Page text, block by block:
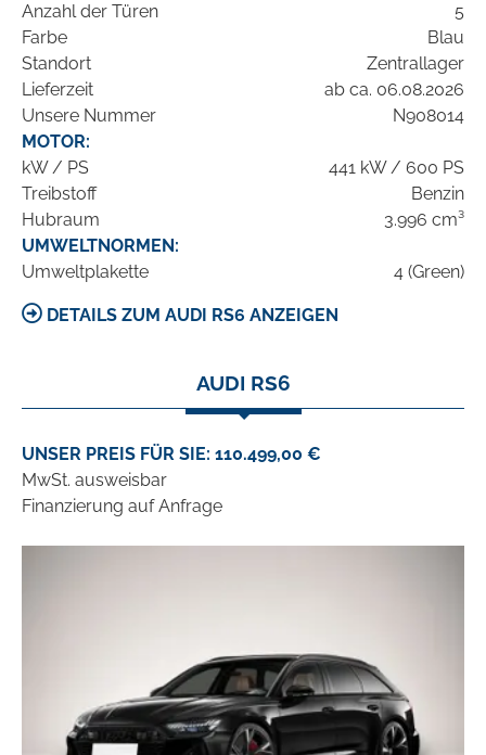
Anzahl der Türen
5
Farbe
Blau
Standort
Zentrallager
Lieferzeit
ab ca. 06.08.2026
Unsere Nummer
N908014
MOTOR:
kW / PS
441 kW / 600 PS
Treibstoff
Benzin
Hubraum
3.996 cm³
UMWELTNORMEN:
Umweltplakette
4 (Green)
DETAILS ZUM AUDI RS6 ANZEIGEN
AUDI RS6
UNSER PREIS FÜR SIE: 110.499,00 €
MwSt. ausweisbar
Finanzierung auf Anfrage